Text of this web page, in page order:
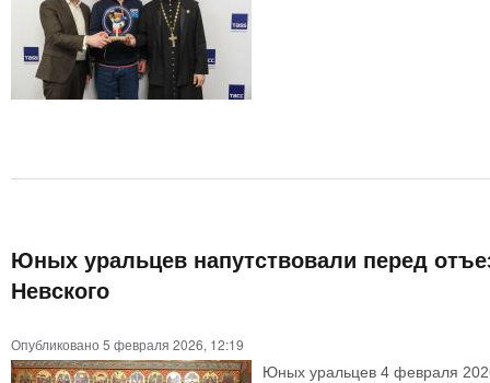
Юных уральцев напутствовали перед
Невского
Опубликовано 5 февраля 2026, 12:19
Юных уральцев 4 февраля